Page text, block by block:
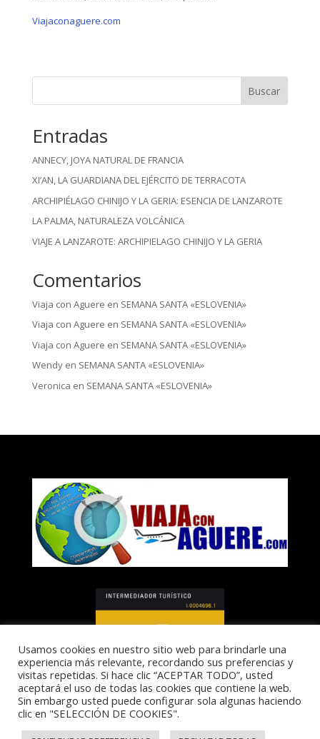
Viajaconaguere.com
Buscar
Entradas
ANNECY, JOYA NATURAL DE FRANCIA
XI’AN, LA GUARDIANA DEL EJÉRCITO DE TERRACOTA
ARCHIPIÉLAGO CHINIJO Y LA GERIA: ESENCIA DE LANZAROTE
LA PALMA, NATURALEZA VOLCÁNICA
VIAJE A LANZAROTE: ARCHIPIELAGO CHINIJO Y LA GERIA
Comentarios
Viaja con Aguere en SEMANA SANTA «ESLOVENIA»
Viaja con Aguere en SEMANA SANTA «ESLOVENIA»
Viaja con Aguere en SEMANA SANTA «ESLOVENIA»
Wendyen SEMANA SANTA «ESLOVENIA»
Veronica en SEMANA SANTA «ESLOVENIA»
I-0004696.1
Usamos cookies en nuestro sitio web para brindarle una
experiencia más relevante, recordando sus preferencias y
visitas repetidas. Si hace clic “ACEPTAR TODO”, usted
aceptará el uso de todas las cookies que contiene la web.
Sin embargo usted puede configurar sola algunas haciendo
clic en "SELECCIÓN DE COOKIES".